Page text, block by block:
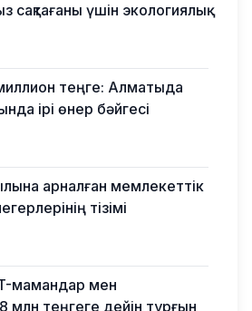
сақтағаны үшін экологиялық
теңге: Алматыда
ірі өнер бәйгесі
арналған мемлекеттік
тізімі
мамандар мен
млн теңгеге дейін тұрғын